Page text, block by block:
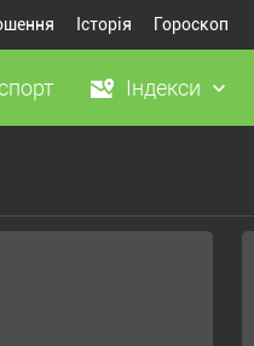
Історія Гороскоп
Індекси